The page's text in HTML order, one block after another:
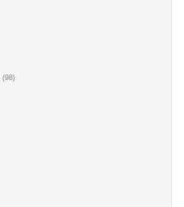
(98)